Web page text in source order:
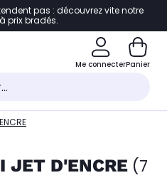
navigation
de page
pas : découvrez vite notre
prix bradés.
Me connecterPanier
JET D'ENCRE (7